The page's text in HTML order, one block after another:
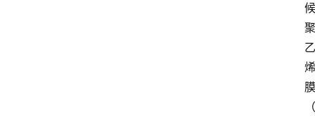
候
聚
乙
烯
膜
（